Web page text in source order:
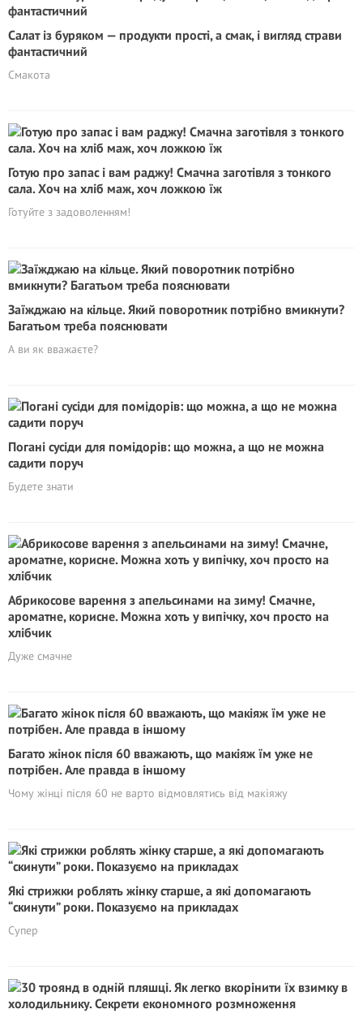
Салат із буряком — продукти прості, а смак, і вигляд страви
фантастичний
Смакота
Готую про запас і вам раджу! Смачна заготівля з тонкого
сала. Хоч на хліб маж, хоч ложкою їж
Готуйте з задоволенням!
Заїжджаю на кільце. Який поворотник потрібно вмикнути?
Багатьом треба пояснювати
А ви як вважаєте?
Погані сусіди для помідорів: що можна, а що не можна
садити поруч
Будете знати
Абрикосове варення з апельсинами на зиму! Смачне,
ароматне, корисне. Можна хоть у випічку, хоч просто на
хлібчик
Дуже смачне
Багато жінок після 60 вважають, що макіяж їм уже не
потрібен. Але правда в іншому
Чому жінці після 60 не варто відмовлятись від макіяжу
Які стрижки роблять жінку старше, а які допомагають
“скинути” роки. Показуємо на прикладах
Супер